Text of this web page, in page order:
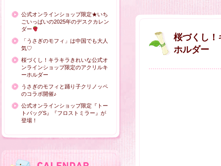
公式オンラインショップ限定★いち
ごいっぱいの2025年のデスクカレン
ダー
「うさぎのモフィ」は中国でも大人
気♡
桜づくし！キラキラきれいな公式オ
ンラインショップ限定のアクリルキ
ーホルダー
うさぎのモフィと踊り子クリノッペ
のコラボ開催♪
公式オンラインショップ限定『トー
トバッグS』『フロストミラー』が
登場！
桜づくし！
ホルダー